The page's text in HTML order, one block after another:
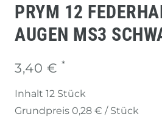
PRYM 12
AUGEN MS3
3,40 € *
Inhalt 12 Stück
Grundpreis 0,28 € / Stück